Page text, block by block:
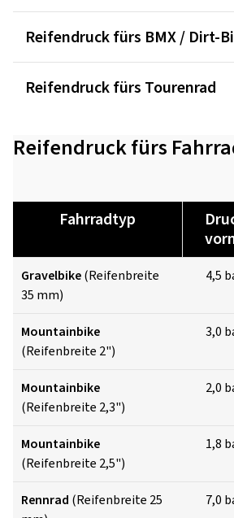
Reifendruck fürs BMX / Dirt-
Reifendruck fürs Tourenrad
Reifendruck fürs
Fahrrad­typ
Gravelbike(Reifenbreite
35 mm)
4,5
Mountainbike
(Reifenbreite 2")
3,0
Mountainbike
(Reifenbreite 2,3")
2,0
Mountainbike
(Reifenbreite 2,5")
1,8
Rennrad (Reifenbreite 25
7,0